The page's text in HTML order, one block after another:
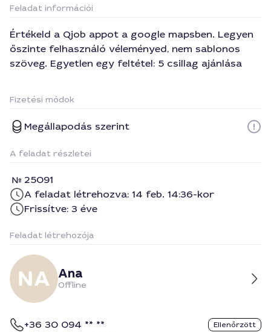
Feladat információi
Értékeld a Qjob appot a google mapsben. Legyen
őszinte felhasználó véleményed, nem sablonos
szöveg. Egyetlen egy feltétel: 5 csillag ajánlása
Fizetési módok
Megállapodás szerint
A feladat részletei
25091
A feladat létrehozva: 14 feb. 14:36-kor
Frissítve: 3 éve
Feladat létrehozója
Ana
Offline
+36 30 094 ** ** Ellenőrzött